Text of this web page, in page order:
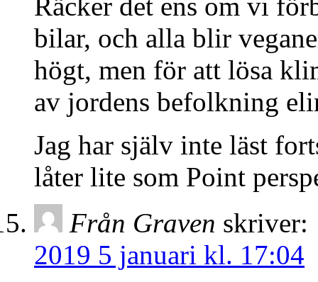
Räcker det ens om vi
bilar, och alla blir
högt, men för att lösa
av jordens befolkning
Jag har själv inte läst
låter lite som Point
Från Graven skriver:
2019 5 januari kl. 17:04